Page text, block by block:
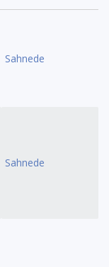
Sahnede
Sahnede